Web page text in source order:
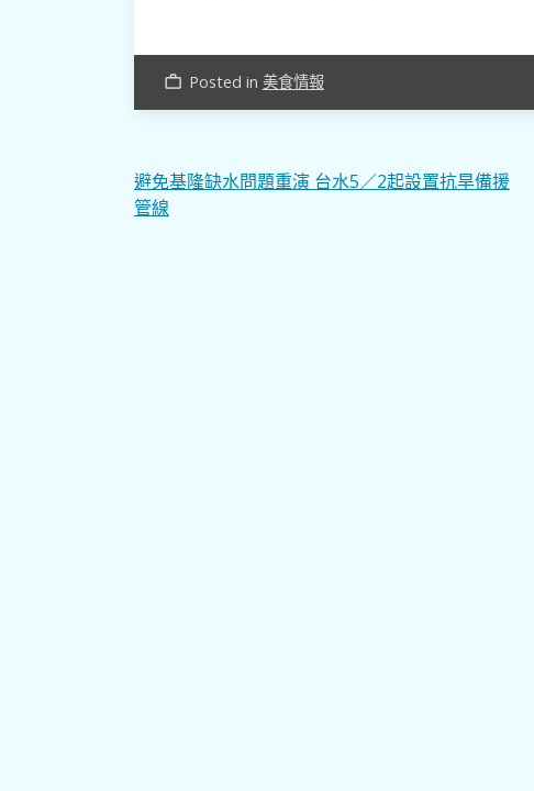
work_outline Posted in 美食情報
文
章
避免基隆缺水問題重演 台水5／2起設置抗旱備援
管線